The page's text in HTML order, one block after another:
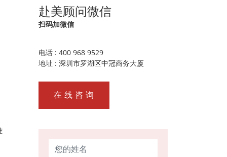
赴美顾问微信
扫码加微信
电话 : 400 968 9529
地址 : 深圳市罗湖区中冠商务大厦
在 线 咨 询